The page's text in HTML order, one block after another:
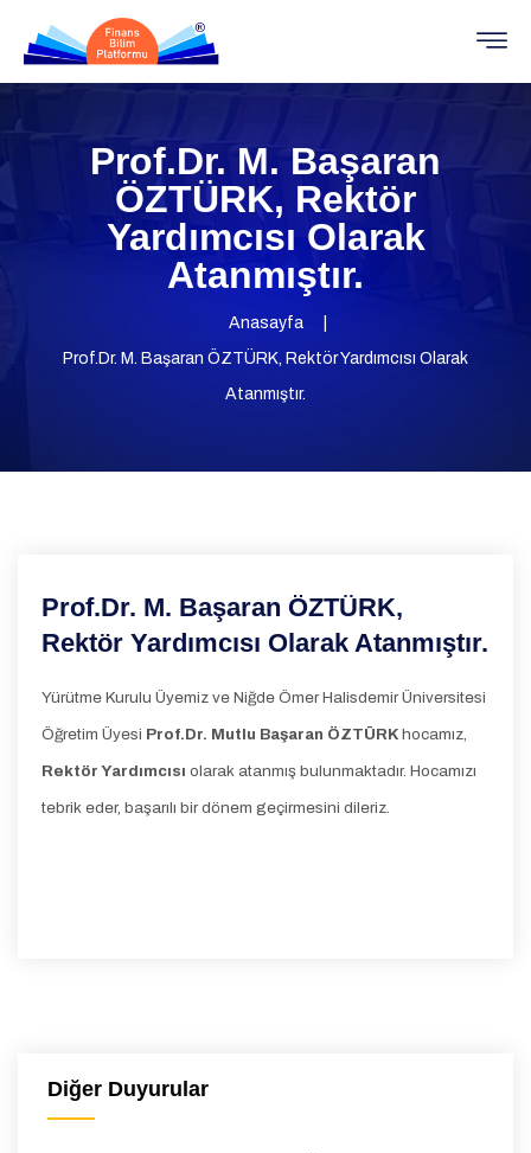
Prof.Dr. M. Başaran
ÖZTÜRK, Rektör
Yardımcısı Olarak
Atanmıştır.
Anasayfa
Prof.Dr. M. Başaran ÖZTÜRK, Rektör Yardımcısı Olarak
Atanmıştır.
Prof.Dr. M. Başaran ÖZTÜRK,
Rektör Yardımcısı Olarak Atanmıştır.
Yürütme Kurulu Üyemiz ve Niğde Ömer Halisdemir Üniversitesi
Öğretim Üyesi Prof.Dr. Mutlu Başaran ÖZTÜRK hocamız,
Rektör Yardımcısı olarak atanmış bulunmaktadır. Hocamızı
tebrik eder, başarılı bir dönem geçirmesini dileriz.
Diğer Duyurular